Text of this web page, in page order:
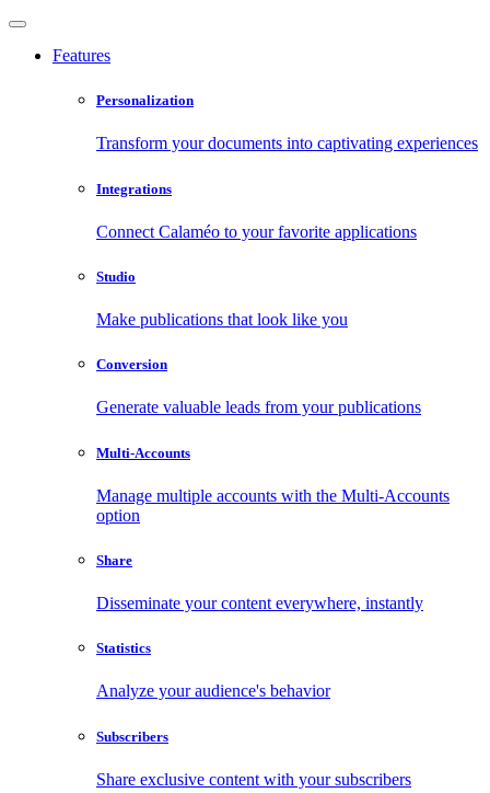
Features
Personalization
Transform your documents into captivating experiences
Integrations
Connect Calaméo to your favorite applications
Studio
Make publications that look like you
Conversion
Generate valuable leads from your publications
Multi-Accounts
Manage multiple accounts with the Multi-Accounts
option
Share
Disseminate your content everywhere, instantly
Statistics
Analyze your audience's behavior
Subscribers
Share exclusive content with your subscribers